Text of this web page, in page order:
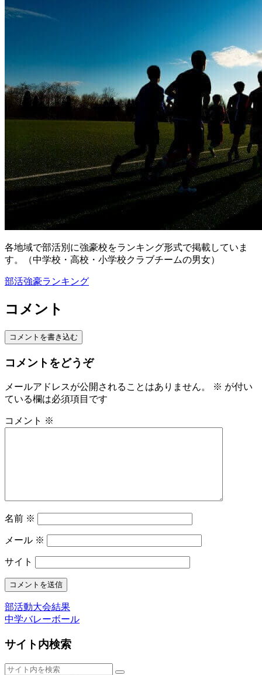
各地域で部活別に強豪校をランキング形式で掲載していま
す。（中学校・高校・小学校クラブチームの男女）
部活強豪ランキング
コメント
コメントを書き込む
コメントをどうぞ
メールアドレスが公開されることはありません。 ※ が付い
ている欄は必須項目です
コメント ※
名前 ※
メール ※
サイト
部活動大会結果
中学バレーボール
サイト内検索